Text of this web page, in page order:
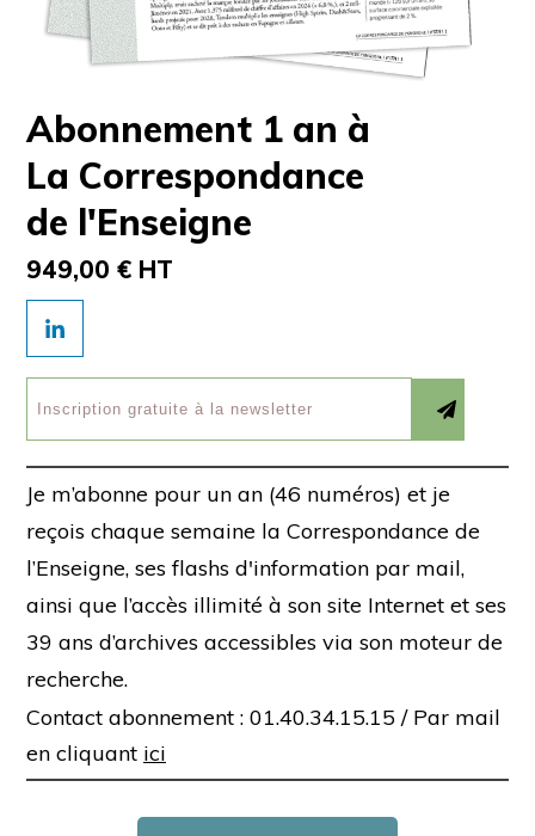
Abonnement 1 an à
La Correspondance
de l'Enseigne
949,00 € HT
Je m’abonne pour un an (46 numéros) et je
reçois chaque semaine la Correspondance de
l’Enseigne, ses flashs d'information par mail,
ainsi que l’accès illimité à son site Internet et ses
39 ans d’archives accessibles via son moteur de
recherche.
Contact abonnement : 01.40.34.15.15 / Par mail
en cliquant ici